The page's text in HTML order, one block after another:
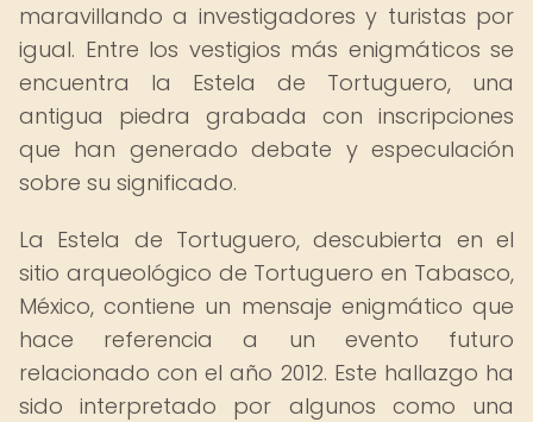
maravillando a investigadores y turistas por
igual. Entre los vestigios más enigmáticos se
encuentra la Estela de Tortuguero, una
antigua piedra grabada con inscripciones
que han generado debate y especulación
sobre su significado.
La Estela de Tortuguero, descubierta en el
sitio arqueológico de Tortuguero en Tabasco,
México, contiene un mensaje enigmático que
hace referencia a un evento futuro
relacionado con el año 2012. Este hallazgo ha
sido interpretado por algunos como una